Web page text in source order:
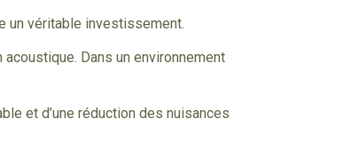
un véritable investissement.
Dans un environnement
et d’une réduction des nuisances